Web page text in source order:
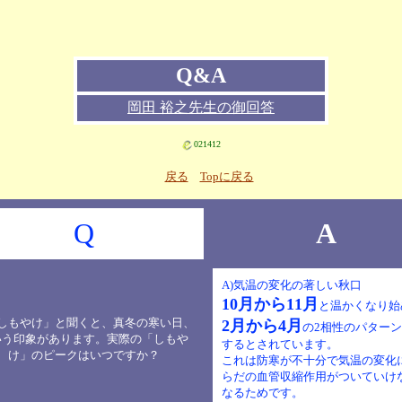
Q&A
岡田 裕之先生の御回答
021412
戻る Topに戻る
Q A
もやけ」と聞くと、真冬の寒い日、
印象があります。実際の「しもや
け」のピークはいつですか？
A)気温の変化の著しい秋口
10月から11月 と温かくなり
2月から4月 の2相性のパター
するとされています。
これは防寒が不十分で気温の変化
らだの血管収縮作用がついていけ
なるためです。